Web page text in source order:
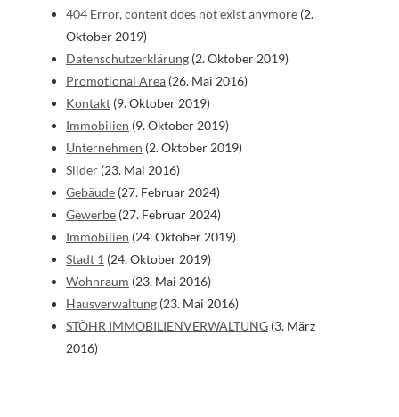
404 Error, content does not exist anymore (2.
Oktober 2019)
Datenschutzerklärung (2. Oktober 2019)
Promotional Area (26. Mai 2016)
Kontakt (9. Oktober 2019)
Immobilien (9. Oktober 2019)
Unternehmen (2. Oktober 2019)
Slider (23. Mai 2016)
Gebäude (27. Februar 2024)
Gewerbe (27. Februar 2024)
Immobilien (24. Oktober 2019)
Stadt 1 (24. Oktober 2019)
Wohnraum (23. Mai 2016)
Hausverwaltung (23. Mai 2016)
STÖHR IMMOBILIENVERWALTUNG (3. März
2016)